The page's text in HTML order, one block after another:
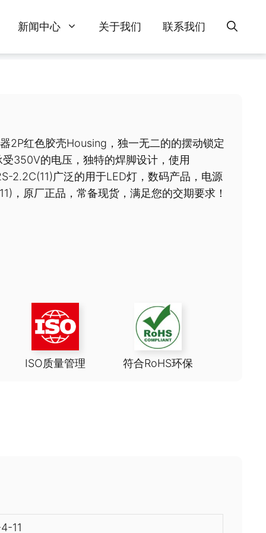
新闻中心 关于我们 联系我们
2P红色胶壳Housing，独一无二的的摆动锁定
350V的电压，独特的焊脚设计，使用
2.2C(11)广泛的用于LED灯，数码产品，电源
，原厂正品，常备现货，满足您的交期要求！
ISO质量管理 符合RoHS环保
11